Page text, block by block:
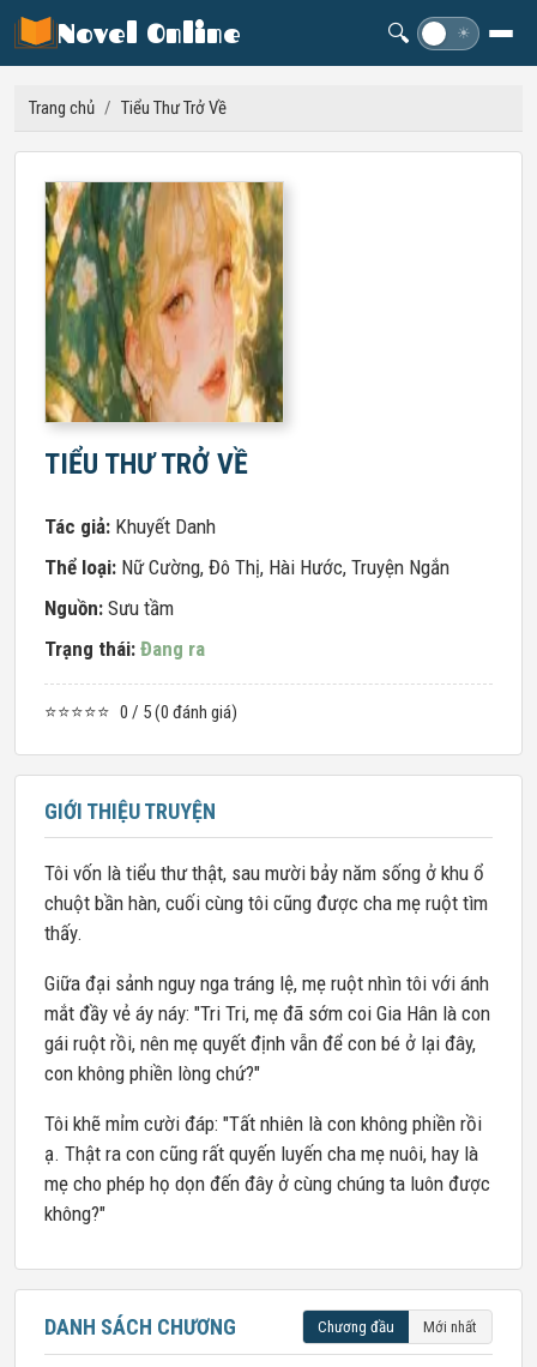
Novel Online 🔍 ☀
Trang chủ / Tiểu Thư Trở Về
TIỂU THƯ TRỞ VỀ
Tác giả: Khuyết Danh
Thể loại: Nữ Cường, Đô Thị, Hài Hước, Truyện Ngắn
Nguồn: Sưu tầm
Trạng thái: Đang ra
⭐⭐⭐⭐⭐ 0 / 5 (0 đánh giá)
GIỚI THIỆU TRUYỆN
Tôi vốn là tiểu thư thật, sau mười bảy năm sống ở khu ổ
chuột bần hàn, cuối cùng tôi cũng được cha mẹ ruột tìm
thấy.
Giữa đại sảnh nguy nga tráng lệ, mẹ ruột nhìn tôi với ánh
mắt đầy vẻ áy náy: "Tri Tri, mẹ đã sớm coi Gia Hân là con
gái ruột rồi, nên mẹ quyết định vẫn để con bé ở lại đây,
con không phiền lòng chứ?"
Tôi khẽ mỉm cười đáp: "Tất nhiên là con không phiền rồi
ạ. Thật ra con cũng rất quyến luyến cha mẹ nuôi, hay là
mẹ cho phép họ dọn đến đây ở cùng chúng ta luôn được
không?"
DANH SÁCH CHƯƠNG Chương đầu Mới nhất